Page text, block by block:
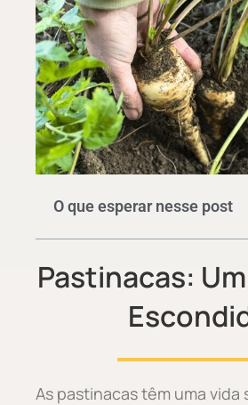
O que esperar nesse post
Pastinacas:
As pastinacas têm uma vida